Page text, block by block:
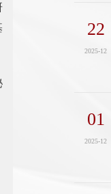
22
2025-12
01
2025-12